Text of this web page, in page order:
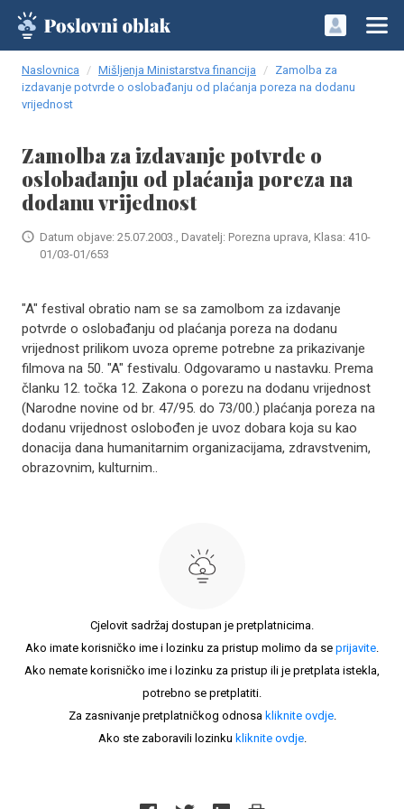
Naslovnica Mišljenja Ministarstva financija
Zamolba za
izdavanje potvrde o oslobađanju od plaćanja poreza na dodanu
vrijednost
Zamolba za izdavanje potvrde o
oslobađanju od plaćanja poreza na
dodanu vrijednost
Datum objave: 25.07.2003., Davatelj: Porezna uprava, Klasa: 410-
01/03-01/653
"A" festival obratio nam se sa zamolbom za izdavanje
potvrde o oslobađanju od plaćanja poreza na dodanu
vrijednost prilikom uvoza opreme potrebne za prikazivanje
filmova na 50. "A" festivalu. Odgovaramo u nastavku. Prema
članku 12. točka 12. Zakona o porezu na dodanu vrijednost
(Narodne novine od br. 47/95. do 73/00.) plaćanja poreza na
dodanu vrijednost oslobođen je uvoz dobara koja su kao
donacija dana humanitarnim organizacijama, zdravstvenim,
obrazovnim, kulturnim..
Cjelovit sadržaj dostupan je pretplatnicima.
Ako imate korisničko ime i lozinku za pristup molimo da se prijavite.
Ako nemate korisničko ime i lozinku za pristup ili je pretplata istekla,
potrebno se pretplatiti.
Za zasnivanje pretplatničkog odnosa kliknite ovdje.
Ako ste zaboravili lozinku kliknite ovdje.